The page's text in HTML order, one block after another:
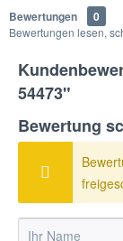
Bewertungen 0
Bewertungen lesen,
54473"
Bewertung